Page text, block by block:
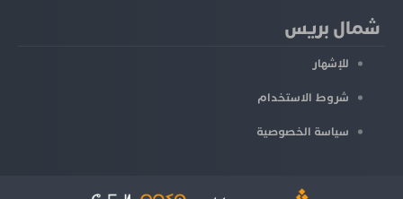
شمال بريس
للإشهار
شروط الاستخدام
سياسة الخصوصية